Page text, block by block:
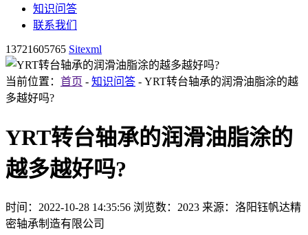
知识问答
联系我们
13721605765 Sitexml
当前位置： 首页 - 知识问答 - YRT转台轴承的润滑油脂涂的越
多越好吗?
YRT转台轴承的润滑油脂涂的
越多越好吗?
时间：2022-10-28 14:35:56 浏览数：2023 来源：洛阳钰帆达精
密轴承制造有限公司